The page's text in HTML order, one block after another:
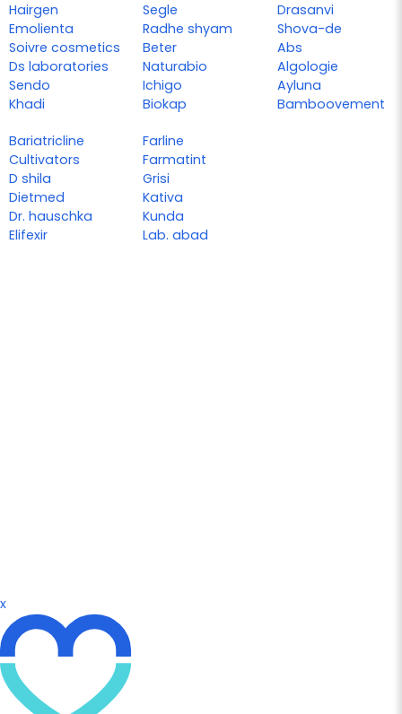
Hairgen
Emolienta
Soivre cosmetics
Ds laboratories
Sendo
Khadi
Segle
Radhe shyam
Beter
Naturabio
Ichigo
Biokap
Drasanvi
Shova-de
Abs
Algologie
Ayluna
Bamboovement
Bariatricline
Cultivators
D shila
Dietmed
Dr. hauschka
Elifexir
Farline
Farmatint
Grisi
Kativa
Kunda
Lab. abad
x